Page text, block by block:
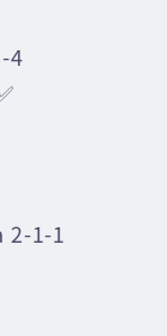
4
2-1-1